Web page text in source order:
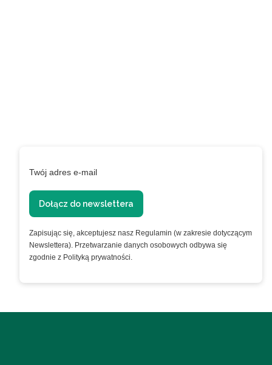
Twój adres e-mail
Dołącz do newslettera
Zapisując się, akceptujesz nasz Regulamin (w zakresie dotyczącym
Newslettera). Przetwarzanie danych osobowych odbywa się
zgodnie z Polityką prywatności.